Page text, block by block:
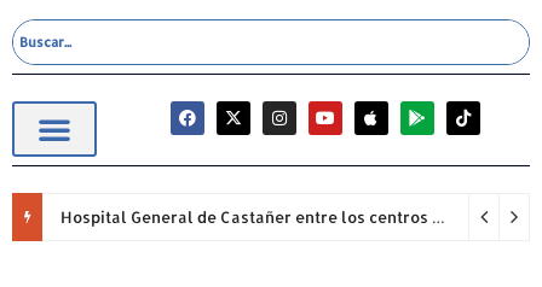
Hospital General de Castañer entre los centros de salud comunitarios con mejor desempeño clínico de Estados Unidos